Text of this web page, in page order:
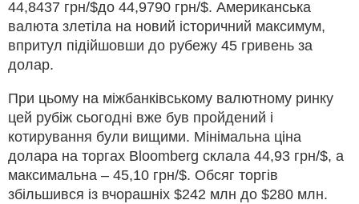
44,8437 грн/$до 44,9790 грн/$. Американська
валюта злетіла на новий історичний максимум,
впритул підійшовши до рубежу 45 гривень за
долар.
При цьому на міжбанківському валютному ринку
цей рубіж сьогодні вже був пройдений і
котирування були вищими. Мінімальна ціна
долара на торгах Bloomberg склала 44,93 грн/$, а
максимальна – 45,10 грн/$. Обсяг торгів
збільшився із вчорашніх $242 млн до $280 млн.